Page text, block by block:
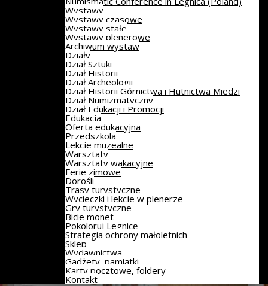
Wystawy
Wystawy czasowe
Wystawy stałe
Wystawy plenerowe
Archiwum wystaw
Działy
Dział Sztuki
Dział Historii
Dział Archeologii
Dział Historii Górnictwa i Hutnictwa Miedzi
Dział Numizmatyczny
Dział Edukacji i Promocji
Edukacja
Oferta edukacyjna
Przedszkola
Lekcje muzealne
Warsztaty
Warsztaty wakacyjne
Ferie zimowe
Dorośli
Trasy turystyczne
Wycieczki i lekcje w plenerze
Gry turystyczne
Bicie monet
Pokoloruj Legnicę
Strategia ochrony małoletnich
Sklep
Wydawnictwa
Gadżety, pamiątki
Karty pocztowe, foldery
Kontakt